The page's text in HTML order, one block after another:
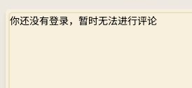
你还没有登录，暂时无法进行评论